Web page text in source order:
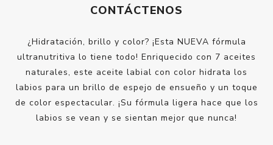
CONTÁCTENOS
¿Hidratación, brillo y color? ¡Esta NUEVA fórmula
ultranutritiva lo tiene todo! Enriquecido con 7 aceites
naturales, este aceite labial con color hidrata los
labios para un brillo de espejo de ensueño y un toque
de color espectacular. ¡Su fórmula ligera hace que los
labios se vean y se sientan mejor que nunca!